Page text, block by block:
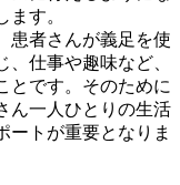
ます。
患者さんが義足を使
仕事や趣味など、
とです。そのために
ん一人ひとりの生活
ートが重要となりま